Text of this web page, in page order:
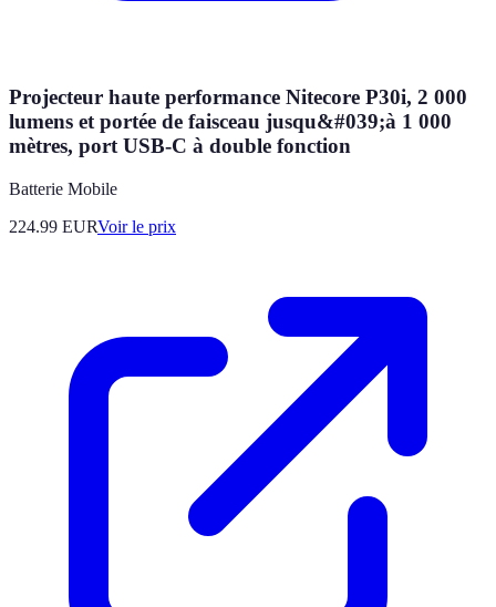
Projecteur haute performance Nitecore P30i, 2 000
lumens et portée de faisceau jusqu&#039;à 1 000
mètres, port USB-C à double fonction
Batterie Mobile
224.99 EURVoir le prix